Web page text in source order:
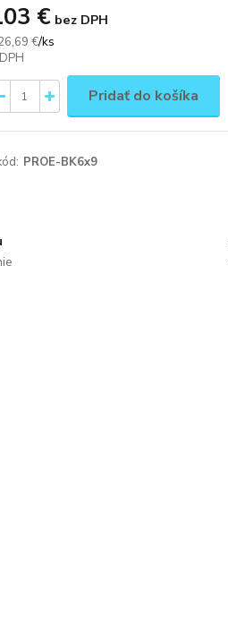
€/ks
€ bez DPH
Pridať do košíka
PROE-BK6x9